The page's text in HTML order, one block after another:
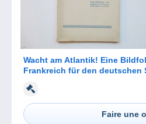
Wacht am Atlantik! Eine
Frankreich für den deutschen
Faire une